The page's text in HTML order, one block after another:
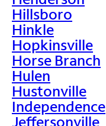
Hillsboro
Hinkle
Hopkinsville
Horse Branch
Hulen
Hustonville
Independence
Jeffersonville